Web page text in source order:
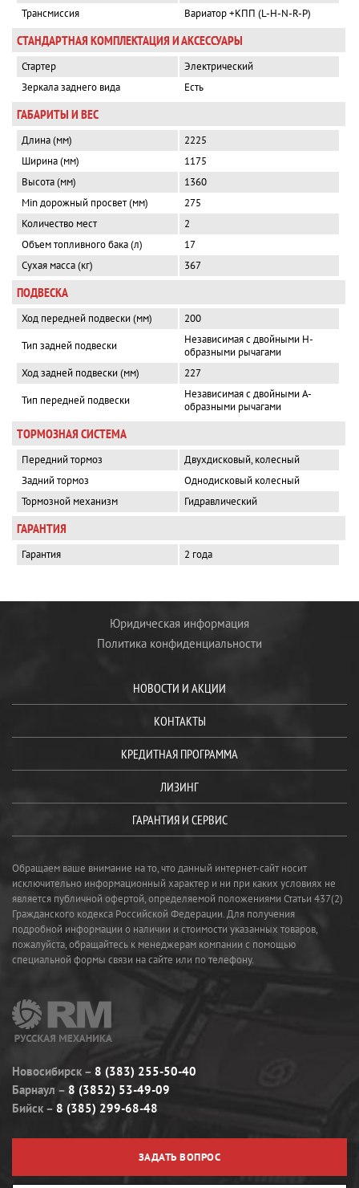
Трансмиссия
Вариатор +КПП (L-H-N-R-P)
СТАНДАРТНАЯ КОМПЛЕКТАЦИЯ И АКСЕССУАРЫ
Стартер
Электрический
Зеркала заднего вида
Есть
ГАБАРИТЫ И ВЕС
Длина (мм)
2225
Ширина (мм)
1175
Высота (мм)
1360
Min дорожный просвет (мм)
275
Количество мест
2
Объем топливного бака (л)
17
Сухая масса (кг)
367
ПОДВЕСКА
Ход передней подвески (мм)
200
Тип задней подвески
Независимая с двойными Н-
образными рычагами
Ход задней подвески (мм)
227
Тип передней подвески
Независимая с двойными А-
образными рычагами
ТОРМОЗНАЯ СИСТЕМА
Передний тормоз
Двухдисковый, колесный
Задний тормоз
Однодисковый колесный
Тормозной механизм
Гидравлический
ГАРАНТИЯ
Гарантия 2 года
Юридическая информация
Политика конфиденциальности
НОВОСТИ И АКЦИИ
КОНТАКТЫ
КРЕДИТНАЯ ПРОГРАММА
ЛИЗИНГ
ГАРАНТИЯ И СЕРВИС
Обращаем ваше внимание на то, что данный интернет-сайт носит
исключительно информационный характер и ни при каких условиях не
является публичной офертой, определяемой положениями Статьи 437(2)
Гражданского кодекса Российской Федерации. Для получения
подробной информации о наличии и стоимости указанных товаров,
пожалуйста, обращайтесь к менеджерам компании с помощью
специальной формы связи на сайте или по телефону.
Новосибирск
8 (383) 255-50-40
Барнаул
8 (3852) 53-49-09
Бийск
8 (385) 299-68-48
ЗАДАТЬ ВОПРОС